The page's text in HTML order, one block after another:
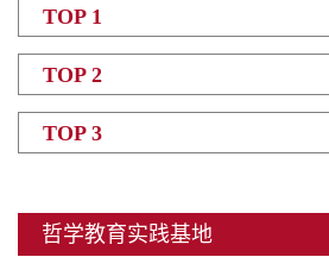
TOP 1
TOP 2
TOP 3
哲学教育实践基地